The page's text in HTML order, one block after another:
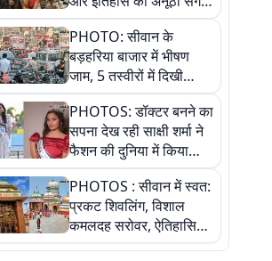
तस्वीरों में जानिए
PHOTO: सीवान के
बड़हरिया बाजार में भीषण
जाम, 5 तस्वीरों में दिखी
अव्यवस्था
PHOTOS: डॉक्टर बनने का
सपना देख रही साक्षी शर्मा ने
फैशन की दुनिया में किया
कमाल,जानिए बेगूसराय की
बेटी ने कैसे दी अपने सपनों
को उड़ान
PHOTOS : सीवान में स्वत:
प्रकट शिवलिंग, विशाल
कमलदह सरोवर, ऐतिहासिक
महेंद्रनाथ मंदिर और घंटाघर